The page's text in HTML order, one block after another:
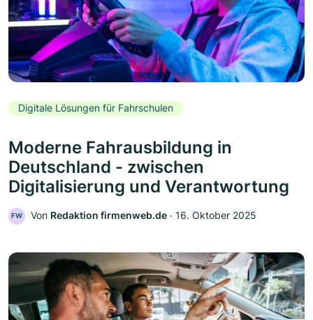
Digitale Lösungen für Fahrschulen
Moderne Fahrausbildung in
Deutschland - zwischen
Digitalisierung und Verantwortung
FW Von Redaktion firmenweb.de ‧ 16. Oktober 2025